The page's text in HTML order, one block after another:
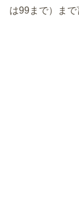
は99まで）まで